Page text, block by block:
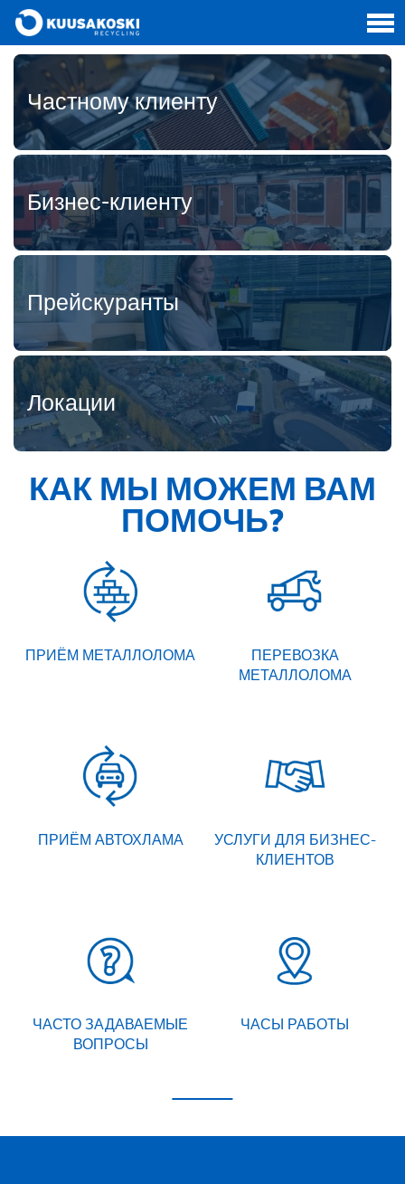
Частному клиенту
Бизнес-клиенту
Прейскуранты
Локации
КАК МЫ МОЖЕМ ВАМ
ПОМОЧЬ?
ПРИЁМ МЕТАЛЛОЛОМА
ПЕРЕВОЗКА
МЕТАЛЛОЛОМА
ПРИЁМ АВТОХЛАМА
УСЛУГИ ДЛЯ БИЗНЕС-
КЛИЕНТОВ
ЧАСТО ЗАДАВАЕМЫЕ
ВОПРОСЫ
ЧАСЫ РАБОТЫ